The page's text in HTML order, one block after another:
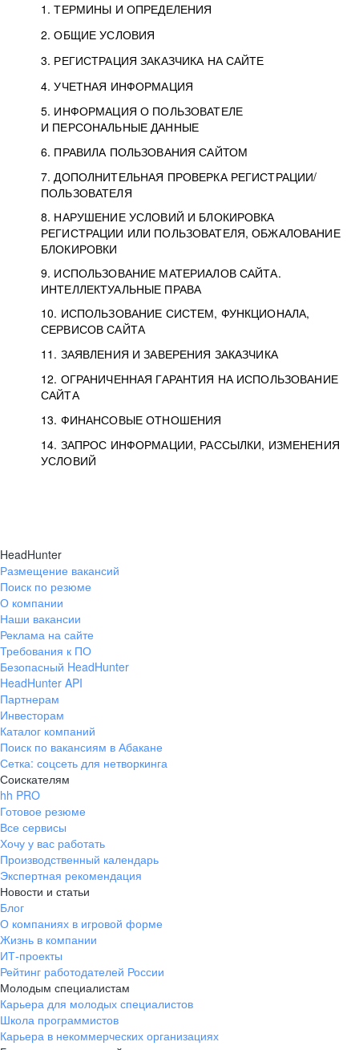
1. ТЕРМИНЫ И ОПРЕДЕЛЕНИЯ
2. ОБЩИЕ УСЛОВИЯ
3. РЕГИСТРАЦИЯ ЗАКАЗЧИКА НА САЙТЕ
4. УЧЕТНАЯ ИНФОРМАЦИЯ
5. ИНФОРМАЦИЯ О ПОЛЬЗОВАТЕЛЕ
И ПЕРСОНАЛЬНЫЕ ДАННЫЕ
6. ПРАВИЛА ПОЛЬЗОВАНИЯ САЙТОМ
7. ДОПОЛНИТЕЛЬНАЯ ПРОВЕРКА РЕГИСТРАЦИИ/
ПОЛЬЗОВАТЕЛЯ
8. НАРУШЕНИЕ УСЛОВИЙ И БЛОКИРОВКА
РЕГИСТРАЦИИ ИЛИ ПОЛЬЗОВАТЕЛЯ, ОБЖАЛОВАНИЕ
БЛОКИРОВКИ
9. ИСПОЛЬЗОВАНИЕ МАТЕРИАЛОВ САЙТА.
ИНТЕЛЛЕКТУАЛЬНЫЕ ПРАВА
10. ИСПОЛЬЗОВАНИЕ СИСТЕМ, ФУНКЦИОНАЛА,
СЕРВИСОВ САЙТА
11. ЗАЯВЛЕНИЯ И ЗАВЕРЕНИЯ ЗАКАЗЧИКА
12. ОГРАНИЧЕННАЯ ГАРАНТИЯ НА ИСПОЛЬЗОВАНИЕ
САЙТА
13. ФИНАНСОВЫЕ ОТНОШЕНИЯ
14. ЗАПРОС ИНФОРМАЦИИ, РАССЫЛКИ, ИЗМЕНЕНИЯ
УСЛОВИЙ
HeadHunter
Размещение вакансий
Поиск по резюме
О компании
Наши вакансии
Реклама на сайте
Требования к ПО
Безопасный HeadHunter
HeadHunter API
Партнерам
Инвесторам
Каталог компаний
Поиск по вакансиям в Абакане
Сетка: соцсеть для нетворкинга
Соискателям
hh PRO
Готовое резюме
Все сервисы
Хочу у вас работать
Производственный календарь
Экспертная рекомендация
Новости и статьи
Блог
О компаниях в игровой форме
Жизнь в компании
ИТ-проекты
Рейтинг работодателей России
Молодым специалистам
Карьера для молодых специалистов
Школа программистов
Карьера в некоммерческих организациях